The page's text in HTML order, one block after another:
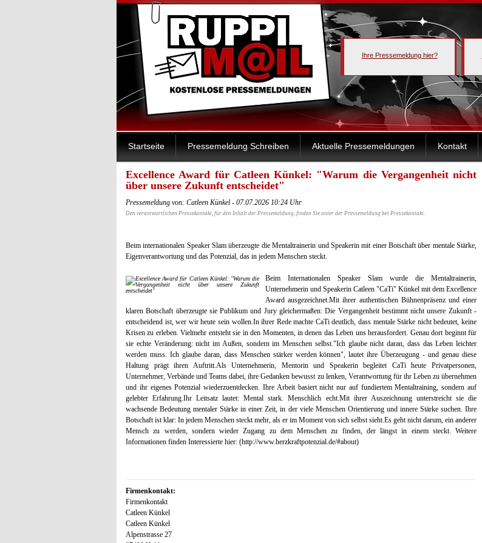
Ihre Pressemeldung hier?
Startseite Pressemeldung Schreiben Aktuelle Pressemeldungen Kontakt
Excellence Award für Catleen Künkel: "Warum die Vergangenheit nicht
über unsere Zukunft entscheidet"
Pressemeldung von: Catleen Künkel - 07.07.2026 10:24 Uhr
Den verantwortlichen Pressekontakt, für den Inhalt der Pressemeldung, finden Sie unter der Pressemeldung bei Pressekontakt.
Beim internationalen Speaker Slam überzeugte die Mentaltrainerin und Speakerin mit einer Botschaft über mentale Stärke,
Eigenverantwortung und das Potenzial, das in jedem Menschen steckt.
Beim Internationalen Speaker Slam wurde die Mentaltrainerin,
Unternehmerin und Speakerin Catleen "CaTi" Künkel mit dem Excellence
Award ausgezeichnet.Mit ihrer authentischen Bühnenpräsenz und einer
klaren Botschaft überzeugte sie Publikum und Jury gleichermaßen: Die Vergangenheit bestimmt nicht unsere Zukunft -
entscheidend ist, wer wir heute sein wollen.In ihrer Rede machte CaTi deutlich, dass mentale Stärke nicht bedeutet, keine
Krisen zu erleben. Vielmehr entsteht sie in den Momenten, in denen das Leben uns herausfordert. Genau dort beginnt für
sie echte Veränderung: nicht im Außen, sondern im Menschen selbst."Ich glaube nicht daran, dass das Leben leichter
werden muss. Ich glaube daran, dass Menschen stärker werden können", lautet ihre Überzeugung - und genau diese
Haltung prägt ihren Auftritt.Als Unternehmerin, Mentorin und Speakerin begleitet CaTi heute Privatpersonen,
Unternehmer, Verbände und Teams dabei, ihre Gedanken bewusst zu lenken, Verantwortung für ihr Leben zu übernehmen
und ihr eigenes Potenzial wiederzuentdecken. Ihre Arbeit basiert nicht nur auf fundiertem Mentaltraining, sondern auf
gelebter Erfahrung.Ihr Leitsatz lautet: Mental stark. Menschlich echt.Mit ihrer Auszeichnung unterstreicht sie die
wachsende Bedeutung mentaler Stärke in einer Zeit, in der viele Menschen Orientierung und innere Stärke suchen. Ihre
Botschaft ist klar: In jedem Menschen steckt mehr, als er im Moment von sich selbst sieht.Es geht nicht darum, ein anderer
Mensch zu werden, sondern wieder Zugang zu dem Menschen zu finden, der längst in einem steckt. Weitere
Informationen finden Interessierte hier: (http://www.herzkraftpotenzial.de/#about)
Firmenkontakt:
Firmenkontakt
Catleen Künkel
Catleen Künkel
Alpenstrasse 27